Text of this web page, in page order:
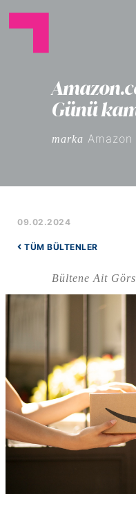
Günü
marka
09.02.2024
TÜM BÜLTENLER
Bültene Ait